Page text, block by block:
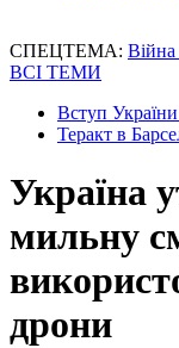
СПЕЦТЕМА: Війна
ВСІ ТЕМИ
Вступ
Теракт в
Україна
мильну
дрони